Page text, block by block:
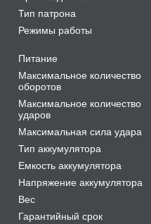
Тип патрона
Режимы работы
Питание
Максимальное количество
оборотов
Максимальное количество
ударов
Максимальная сила удара
Тип аккумулятора
Емкость аккумулятора
Напряжение аккумулятора
Вес
Гарантийный срок